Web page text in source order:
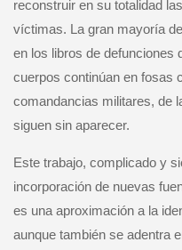
reconstruir en su totalidad
víctimas. La gran mayoría
en los libros de defunciones
cuerpos continúan en fosas
comandancias militares, de
siguen sin aparecer.
Este trabajo, complicado y
incorporación de nuevas
es una aproximación a la
aunque también se adentra